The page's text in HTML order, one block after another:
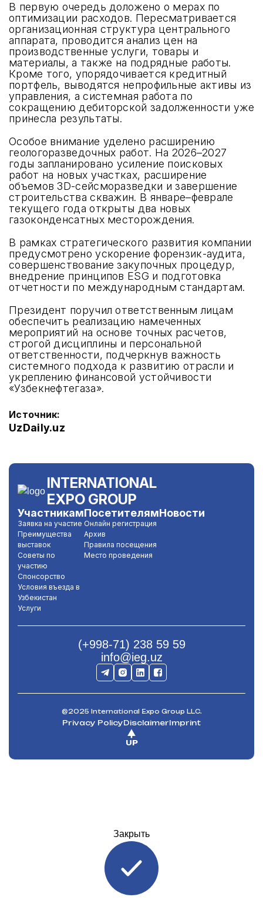
В первую очередь доложено о мерах по
оптимизации расходов. Пересматривается
организационная структура центрального
аппарата, проводится анализ цен на
производственные услуги, товары и
материалы, а также на подрядные работы.
Кроме того, упорядочивается кредитный
портфель, выводятся непрофильные активы из
управления, а системная работа по
сокращению дебиторской задолженности уже
принесла результаты.
Особое внимание уделено расширению
геологоразведочных работ. На 2026–2027
годы запланировано усиление поисковых
работ на новых участках, расширение
объемов 3D-сейсморазведки и завершение
строительства скважин. В январе–феврале
текущего года открыты два новых
газоконденсатных месторождения.
В рамках стратегического развития компании
предусмотрено ускорение форензик-аудита,
совершенствование закупочных процедур,
внедрение принципов ESG и подготовка
отчетности по международным стандартам.
Президент поручил ответственным лицам
обеспечить реализацию намеченных
мероприятий на основе точных расчетов,
строгой дисциплины и персональной
ответственности, подчеркнув важность
системного подхода к развитию отрасли и
укреплению финансовой устойчивости
«Узбекнефтегаза».
Источник:
UzDaily.uz
INTERNATIONAL
EXPO GROUP
Участникам
Заявка на участие
Преимущества
выставок
Советы по
участию
Спонсорство
Условия въезда в
Узбекистан
Услуги
Посетителям
Онлайн регистрация
Архив
Правила посещения
Место проведения
Новости
(+998-71) 238 59 59
info@ieg.uz
@2025 International Expo Group LLC.
Privacy PolicyDisclaimerImprint
UP
Закрыть